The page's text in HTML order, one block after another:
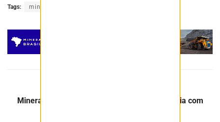
Tags: mineração
Minerais críticos: Brasil pode se tornar potência com